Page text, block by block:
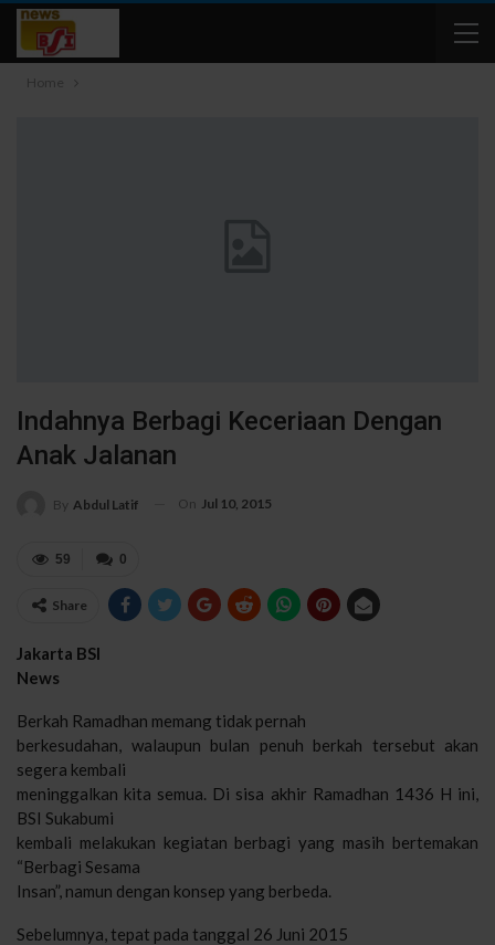
Home
Indahnya Berbagi Keceriaan Dengan
Anak Jalanan
By Abdul Latif On Jul 10, 2015
0
59
Share
Jakarta BSI
News
Berkah Ramadhan memang tidak pernah
berkesudahan, walaupun bulan penuh berkah tersebut akan
segera kembali
meninggalkan kita semua. Di sisa akhir Ramadhan 1436 H ini,
BSI Sukabumi
kembali melakukan kegiatan berbagi yang masih bertemakan
“Berbagi Sesama
Insan”, namun dengan konsep yang berbeda.
Sebelumnya, tepat pada tanggal 26 Juni 2015